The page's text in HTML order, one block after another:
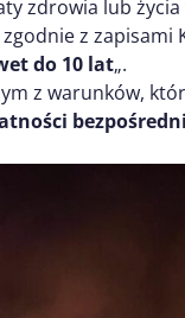
zdrowia lub
z zapisami
do 10 lat„.
z warunków,